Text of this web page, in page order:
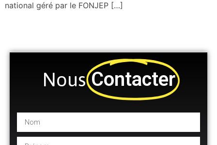
national géré par le FONJEP […]
Nous Contacter